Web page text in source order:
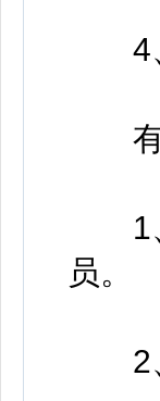
4、
有
1、
员。
2、